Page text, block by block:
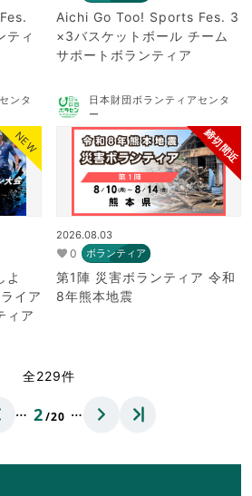
ティ
Aichi Go Too! Sports Fes. 3
×3バスケットボール チーム
サポートボランティア
ンタ
NEW
よ
イア
ィア
日本財団ボランティアセンタ
ー
締切間近
2026.08.03
0 ボランティア
第1陣 災害ボランティア 令和
8年熊本地震
全229件
… 2/20 …